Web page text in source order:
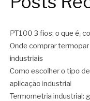
PT100 3 fios: o que é,
Onde comprar
industriais
Como escolher o tipo
aplicação industrial
Termometria industrial: